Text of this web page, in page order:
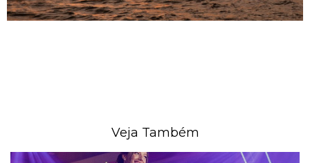
Veja Também